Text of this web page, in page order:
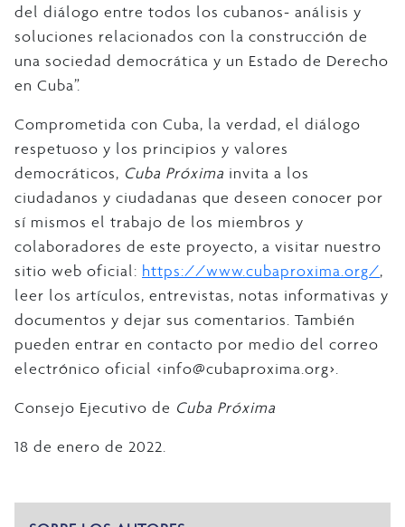
del diálogo entre todos los cubanos- análisis y
soluciones relacionados con la construcción de
una sociedad democrática y un Estado de Derecho
en Cuba”.
Comprometida con Cuba, la verdad, el diálogo
respetuoso y los principios y valores
democráticos, Cuba Próxima invita a los
ciudadanos y ciudadanas que deseen conocer por
sí mismos el trabajo de los miembros y
colaboradores de este proyecto, a visitar nuestro
sitio web oficial: https://www.cubaproxima.org/,
leer los artículos, entrevistas, notas informativas y
documentos y dejar sus comentarios. También
pueden entrar en contacto por medio del correo
electrónico oficial <info@cubaproxima.org>.
Consejo Ejecutivo de Cuba Próxima
18 de enero de 2022.